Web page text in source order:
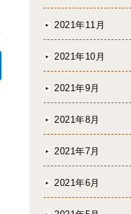
2021年11月
2021年10月
2021年9月
2021年8月
2021年7月
2021年6月